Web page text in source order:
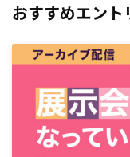
おすすめエント